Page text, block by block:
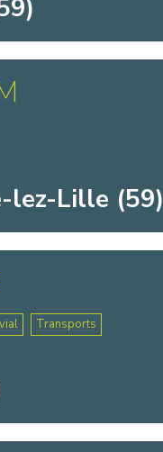
lez-Lille (59)
Transports